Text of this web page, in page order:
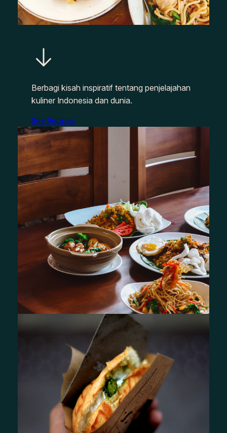
Berbagi kisah inspiratif tentang penjelajahan
kuliner Indonesia dan dunia.
See Recipes